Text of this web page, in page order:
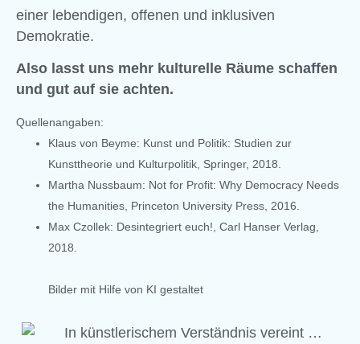
einer lebendigen, offenen und inklusiven
Demokratie.
Also lasst uns mehr kulturelle Räume schaffen
und gut auf sie achten.
Quellenangaben:
Klaus von Beyme: Kunst und Politik: Studien zur
Kunsttheorie und Kulturpolitik, Springer, 2018.
Martha Nussbaum: Not for Profit: Why Democracy Needs
the Humanities, Princeton University Press, 2016.
Max Czollek: Desintegriert euch!, Carl Hanser Verlag,
2018.
Bilder mit Hilfe von KI gestaltet